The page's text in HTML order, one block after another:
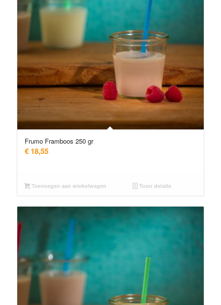
Frumo Framboos 250 gr
€18,55
Toevoegen aan winkelwagen Toon details